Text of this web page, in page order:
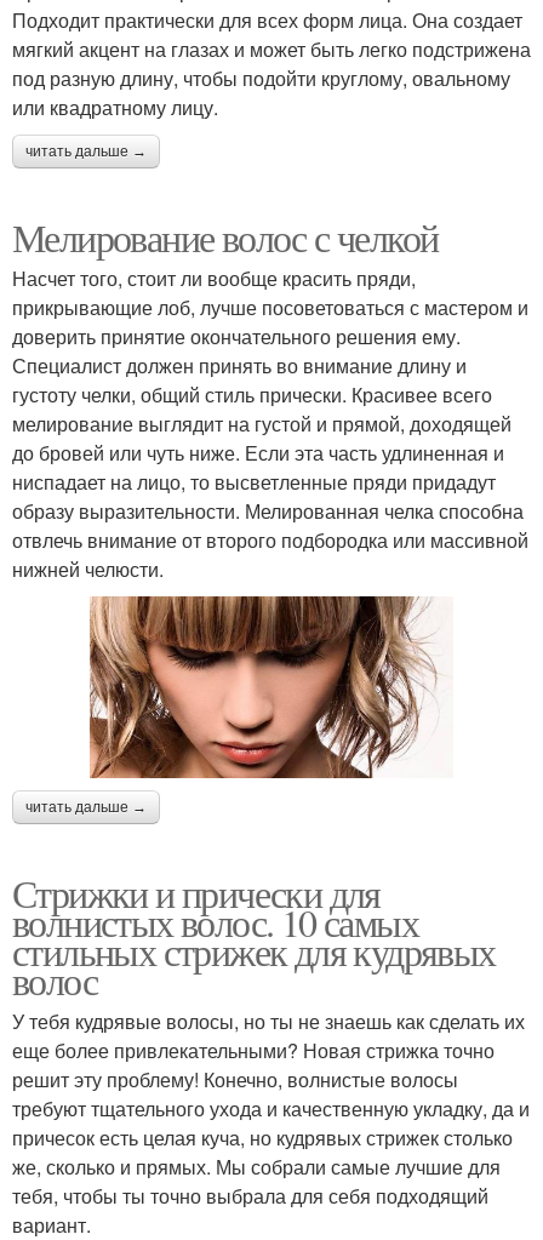
Подходит практически для всех форм лица. Она создает
мягкий акцент на глазах и может быть легко подстрижена
под разную длину, чтобы подойти круглому, овальному
или квадратному лицу.
читать дальше →
Мелирование волос с челкой
Насчет того, стоит ли вообще красить пряди,
прикрывающие лоб, лучше посоветоваться с мастером и
доверить принятие окончательного решения ему.
Специалист должен принять во внимание длину и
густоту челки, общий стиль прически. Красивее всего
мелирование выглядит на густой и прямой, доходящей
до бровей или чуть ниже. Если эта часть удлиненная и
ниспадает на лицо, то высветленные пряди придадут
образу выразительности. Мелированная челка способна
отвлечь внимание от второго подбородка или массивной
нижней челюсти.
читать дальше →
Стрижки и прически для
волнистых волос. 10 самых
стильных стрижек для кудрявых
волос
У тебя кудрявые волосы, но ты не знаешь как сделать их
еще более привлекательными? Новая стрижка точно
решит эту проблему! Конечно, волнистые волосы
требуют тщательного ухода и качественную укладку, да и
причесок есть целая куча, но кудрявых стрижек столько
же, сколько и прямых. Мы собрали самые лучшие для
тебя, чтобы ты точно выбрала для себя подходящий
вариант.